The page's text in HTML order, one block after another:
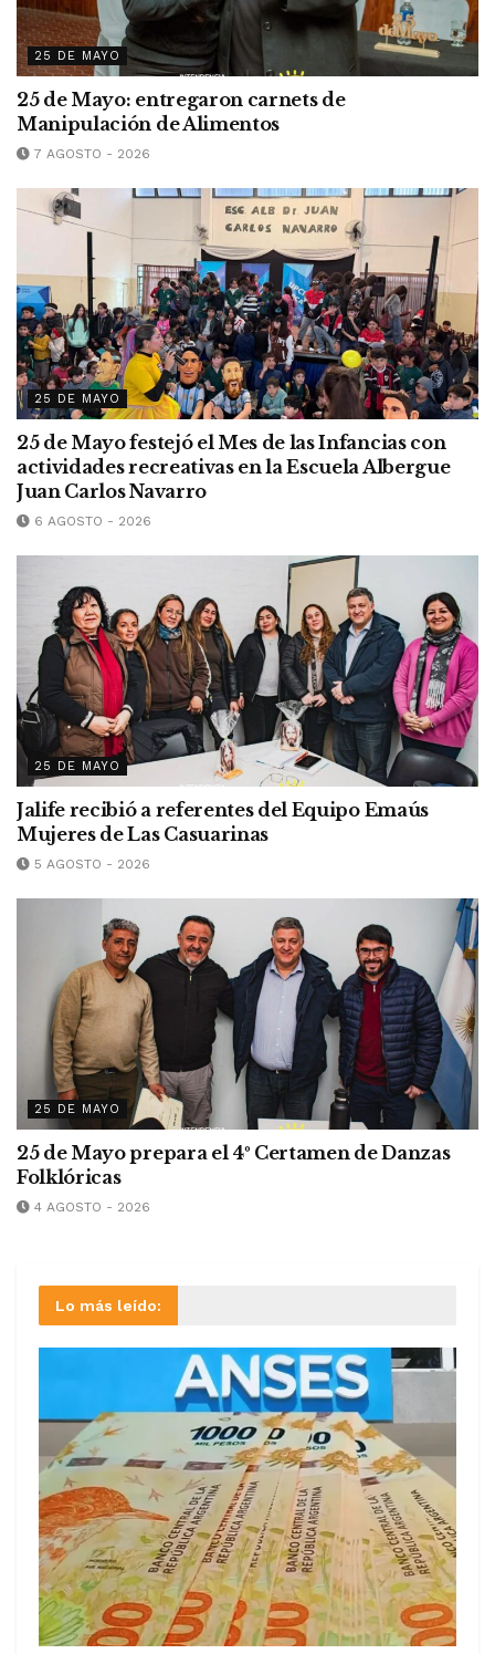
25 DE MAYO
25 de Mayo: entregaron carnets de
Manipulación de Alimentos
7 AGOSTO - 2026
25 DE MAYO
25 de Mayo festejó el Mes de las Infancias con
actividades recreativas en la Escuela Albergue
Juan Carlos Navarro
6 AGOSTO - 2026
25 DE MAYO
Jalife recibió a referentes del Equipo Emaús
Mujeres de Las Casuarinas
5 AGOSTO - 2026
25 DE MAYO
25 de Mayo prepara el 4º Certamen de Danzas
Folklóricas
4 AGOSTO - 2026
Lo más leído: